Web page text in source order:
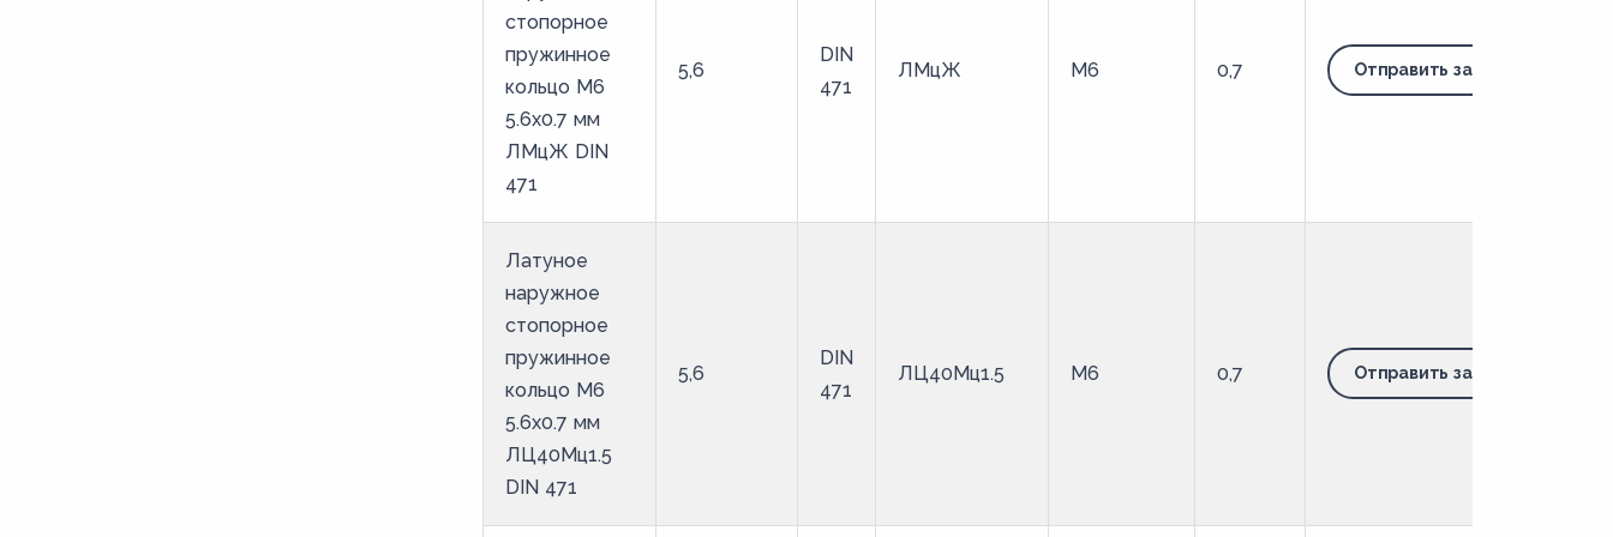
стопорное
пружинное
кольцо M6
5.6х0.7 мм
ЛМцЖ DIN
471
5,6
DIN
471
ЛМцЖ M6 0,7 Отправить запрос
Латуное
наружное
стопорное
пружинное
кольцо M6
5.6х0.7 мм
ЛЦ40Мц1.5
DIN 471
5,6
DIN
471
ЛЦ40Мц1.5 M6 0,7 Отправить запрос